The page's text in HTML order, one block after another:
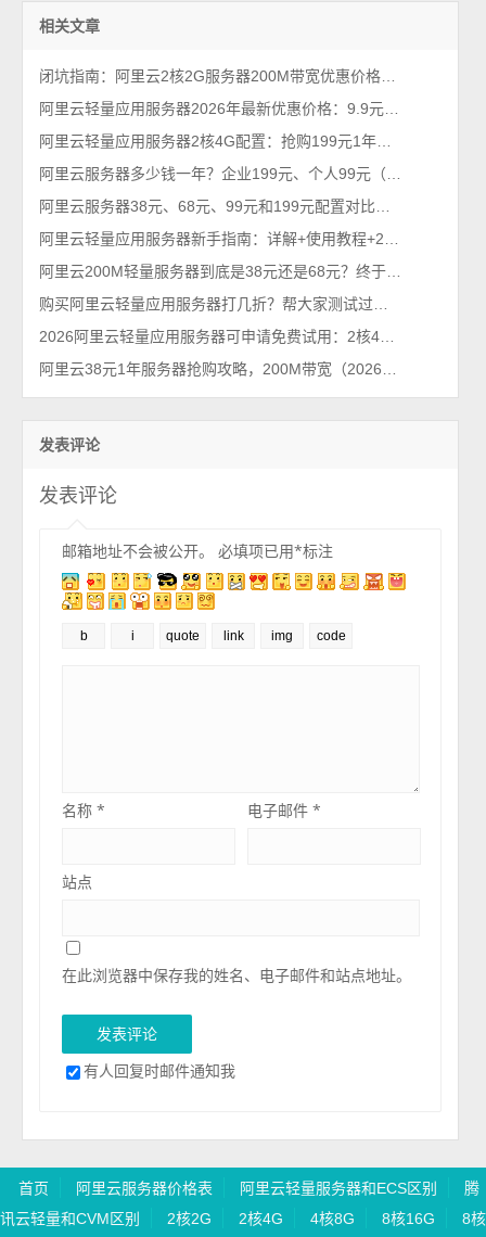
相关文章
发表评论
发表评论
邮箱地址不会被公开。 必填项已用*标注
名称* 电子邮件*
站点
在此浏览器中保存我的姓名、电子邮件和站点地址。
有人回复时邮件通知我
首页 阿里云服务器价格表 阿里云轻量服务器和ECS区别
腾
讯云轻量和CVM区别
2核2G 2核4G 4核8G 8核16G 8核